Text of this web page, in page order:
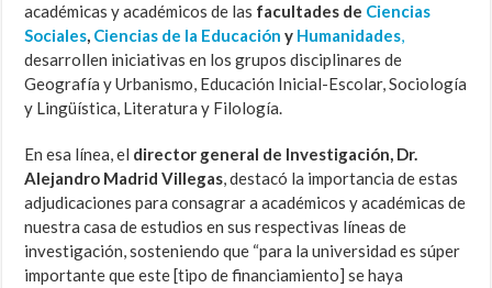
académicas y académicos de las facultades de Ciencias
Sociales, Ciencias de la Educación y Humanidades,
desarrollen iniciativas en los grupos disciplinares de
Geografía y Urbanismo, Educación Inicial-Escolar, Sociología
y Lingüística, Literatura y Filología.
En esa línea, el director general de Investigación, Dr.
Alejandro Madrid Villegas, destacó la importancia de estas
adjudicaciones para consagrar a académicos y académicas de
nuestra casa de estudios en sus respectivas líneas de
investigación, sosteniendo que “para la universidad es súper
importante que este [tipo de financiamiento] se haya